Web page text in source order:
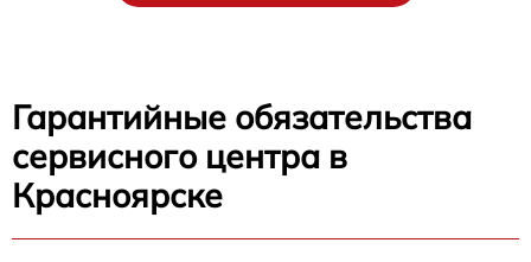
Гарантийные обязательства
сервисного центра в
Красноярске